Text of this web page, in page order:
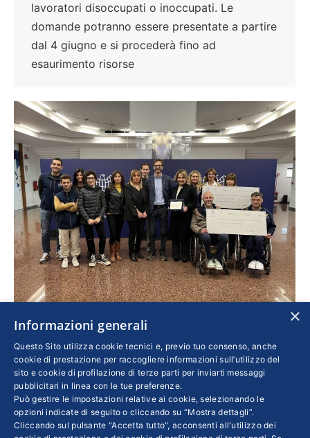
lavoratori disoccupati o inoccupati. Le
domande potranno essere presentate a partire
dal 4 giugno e si procederà fino ad
esaurimento risorse
Confindustria Brescia: un 2024 all’insegna di
cultura, solidarietà e sport
Confindustria DiJACOPO MANESSI 29 Maggio 2024
Piccola Industria ha promosso una raccolta
fondi da destinare a due associazioni attive
×
Informazioni generali
Questo Sito utilizza cookie tecnici e, previo tuo consenso, anche
cookie di prestazione per raccogliere informazioni sull’utilizzo del
sito e cookie di profilazione di terze parti per inviarti messaggi
pubblicitari in linea con le tue preferenze.
Può gestire le impostazioni relative ai cookie, selezionando le
opzioni indicate di seguito o cliccando su “Mostra dettagli”.
Cliccando sul pulsante "Accetta tutto", acconsenti all'utilizzo dei